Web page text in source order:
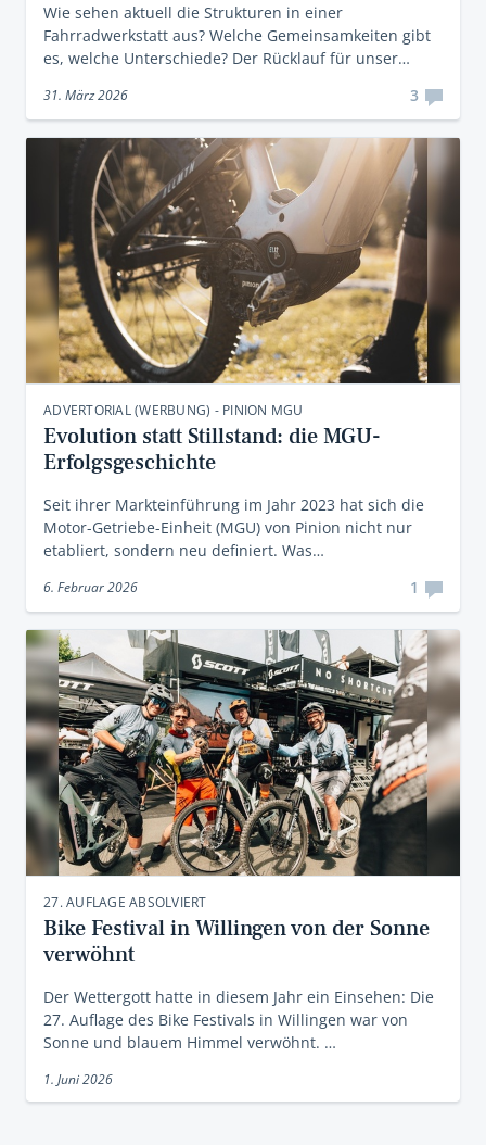
Wie sehen aktuell die Strukturen in einer
Fahrradwerkstatt aus? Welche Gemeinsamkeiten gibt
es, welche Unterschiede? Der Rücklauf für unser…
31. März 2026 3
ADVERTORIAL (WERBUNG) - PINION MGU
Evolution statt Stillstand: die MGU-
Erfolgsgeschichte
Seit ihrer Markteinführung im Jahr 2023 hat sich die
Motor-Getriebe-Einheit (MGU) von Pinion nicht nur
etabliert, sondern neu definiert. Was…
6. Februar 2026 1
27. AUFLAGE ABSOLVIERT
Bike Festival in Willingen von der Sonne
verwöhnt
Der Wettergott hatte in diesem Jahr ein Einsehen: Die
27. Auflage des Bike Festivals in Willingen war von
Sonne und blauem Himmel verwöhnt. …
1. Juni 2026